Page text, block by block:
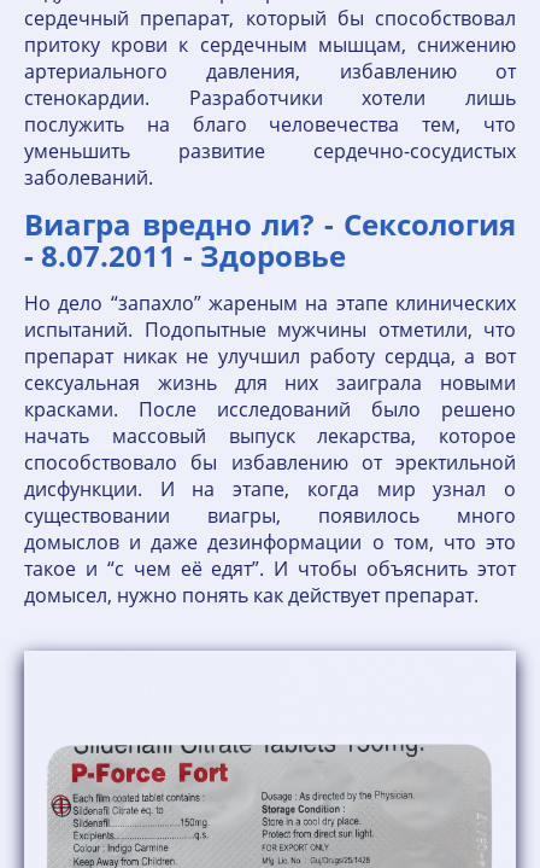
сердечный препарат, который бы способствовал
притоку крови к сердечным мышцам, снижению
артериального давления, избавлению от
стенокардии. Разработчики хотели лишь
послужить на благо человечества тем, что
уменьшить развитие сердечно-сосудистых
заболеваний.
Виагра вредно ли? - Сексология
- 8.07.2011 - Здоровье
Но дело “запахло” жареным на этапе клинических
испытаний. Подопытные мужчины отметили, что
препарат никак не улучшил работу сердца, а вот
сексуальная жизнь для них заиграла новыми
красками. После исследований было решено
начать массовый выпуск лекарства, которое
способствовало бы избавлению от эректильной
дисфункции. И на этапе, когда мир узнал о
существовании виагры, появилось много
домыслов и даже дезинформации о том, что это
такое и “с чем её едят”. И чтобы объяснить этот
домысел, нужно понять как действует препарат.